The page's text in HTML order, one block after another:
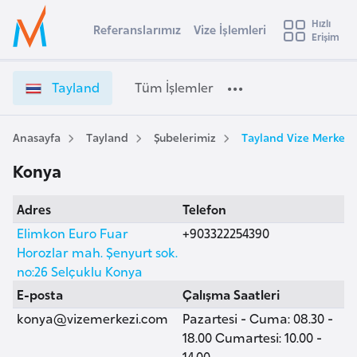
Ülke Seçimi
Başvuru yapmak istediğiniz ülkeyi seçin
Üye
Girişi
a
l
a
n
e
İ
ş
e
m
e
t
Referanslarımız Vize İşlemleri
Hızlı
Erişim
Tayland Tüm İşlemler
Anasayfa Tayland Şubelerimiz Tayland Vize
Konya
Adres
Elimkon Euro Fuar
Horozlar mah. Şenyurt sok.
no:26 Selçuklu Konya
Telefon
+903322254390
E-posta
konya@vizemerkezi.com
Çalışma Saatleri
Pazartesi - Cuma: 08.30 -
18.00 Cumartesi: 10.00 -
s
t
r
a
v
u
s
t
u
r